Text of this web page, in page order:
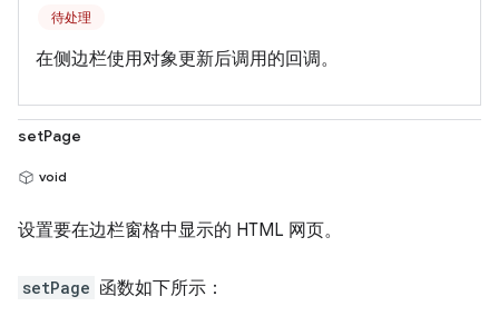
待处理
在侧边栏使用对象更新后调用的回调。
setPage
void
设置要在边栏窗格中显示的 HTML 网页。
setPage 函数如下所示：